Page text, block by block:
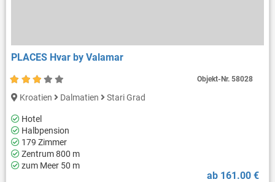
PLACES Hvar by Valamar
Kroatien Dalmatien Stari Grad
Hotel
Halbpension
179 Zimmer
Zentrum 800 m
zum Meer 50 m
ab 161.00 €
Objekt-Nr.58028